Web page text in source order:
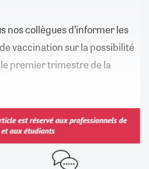
nos collègues d’informer les
vaccination sur la possibilité
premier trimestre de la